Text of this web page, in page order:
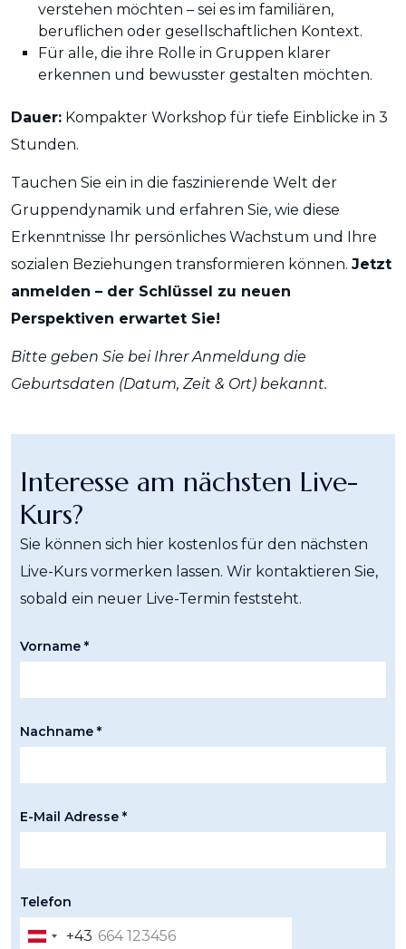
verstehen möchten – sei es im familiären,
beruflichen oder gesellschaftlichen Kontext.
Für alle, die ihre Rolle in Gruppen klarer
erkennen und bewusster gestalten möchten.
Dauer: Kompakter Workshop für tiefe Einblicke in 3
Stunden.
Tauchen Sie ein in die faszinierende Welt der
Gruppendynamik und erfahren Sie, wie diese
Erkenntnisse Ihr persönliches Wachstum und Ihre
sozialen Beziehungen transformieren können. Jetzt
anmelden – der Schlüssel zu neuen
Perspektiven erwartet Sie!
Bitte geben Sie bei Ihrer Anmeldung die
Geburtsdaten (Datum, Zeit & Ort) bekannt.
Interesse am nächsten Live-
Kurs?
Sie können sich hier kostenlos für den nächsten
Live-Kurs vormerken lassen. Wir kontaktieren Sie,
sobald ein neuer Live-Termin feststeht.
Vorname *
Nachname *
E-Mail Adresse *
Telefon
Austria
+43